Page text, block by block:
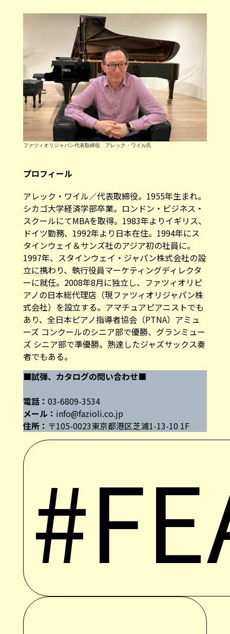
ファツィオリジャパン代表取締役 アレック・ワイル氏
プロフィール
アレック・ワイル／代表取締役。1955年生まれ。
シカゴ大学経済学部卒業。ロンドン・ビジネス・
スクールにてMBAを取得。1983年よりイギリス、
ドイツ勤務、1992年より日本在住。1994年にス
タインウェイ＆サンズ社のアジア初の社員に。
1997年、スタインウェイ・ジャパン株式会社の設
立に携わり、執行役員マーケティングディレクタ
ーに就任。2008年8月に独立し、ファツィオリピ
アノの日本総代理店（現ファツィオリジャパン株
式会社）を設立する。アマチュアピアニストでも
あり、全日本ピアノ指導者協会（PTNA）アミュ
ーズ コンクールのシニア部で優勝、グランミュー
ズ シニア部で準優勝。熟達したジャズサックス奏
者でもある。
■試弾、カタログの問い合わせ■
電話： 03-6809-3534
メール： info@fazioli.co.jp
住所： 〒105-0023東京都港区芝浦1-13-10 1F